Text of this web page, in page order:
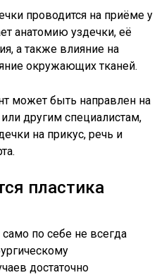
проводится на приёме у
анатомию уздечки, её
а также влияние на
окружающих тканей.
может быть направлен на
другим специалистам,
на прикус, речь и
пластика
по себе не всегда
достаточно